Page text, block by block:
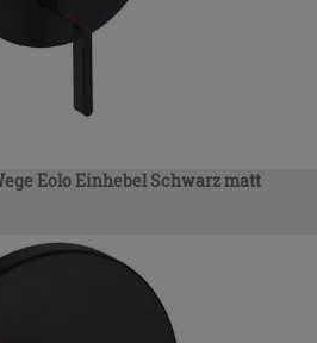
Eolo Einhebel Schwarz matt